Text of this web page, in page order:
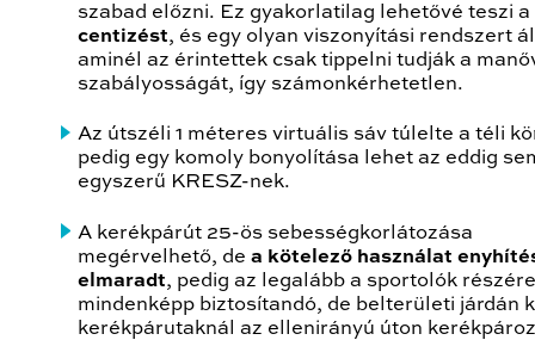
szabad előzni. Ez gyakorlatilag lehetővé teszi a
centizést, és egy olyan viszonyítási rendszert
aminél az érintettek csak tippelni tudják a
szabályosságát, így számonkérhetetlen.
Az útszéli 1 méteres virtuális sáv túlelte a téli
pedig egy komoly bonyolítása lehet az eddig
egyszerű KRESZ-nek.
A kerékpárút 25-ös sebességkorlátozása
megérvelhető, de a kötelező használat
elmaradt, pedig az legalább a sportolók részére
mindenképp biztosítandó, de belterületi járdán
kerékpárutaknál az ellenirányú úton